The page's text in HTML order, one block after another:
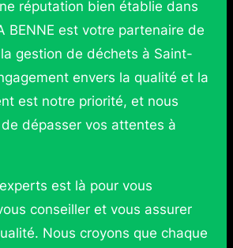
réputation bien établie dans
BENNE est votre partenaire de
gestion de déchets à Saint-
envers la qualité et la
est notre priorité, et nous
dépasser vos attentes à
est là pour vous
conseiller et vous assurer
Nous croyons que chaque